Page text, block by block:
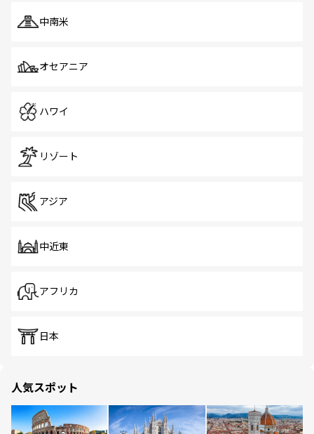
中南米
オセアニア
ハワイ
リゾート
アジア
中近東
アフリカ
日本
人気スポット